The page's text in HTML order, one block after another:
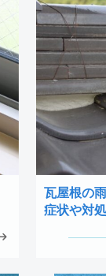
瓦屋根の
症状や対